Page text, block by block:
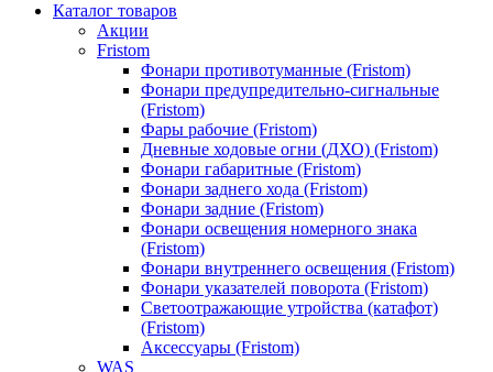
Каталог товаров
Акции
Fristom
Фонари противотуманные (Fristom)
Фонари предупредительно-сигнальные
(Fristom)
Фары рабочие (Fristom)
Дневные ходовые огни (ДХО) (Fristom)
Фонари габаритные (Fristom)
Фонари заднего хода (Fristom)
Фонари задние (Fristom)
Фонари освещения номерного знака
(Fristom)
Фонари внутреннего освещения (Fristom)
Фонари указателей поворота (Fristom)
Светоотражающие утройства (катафот)
(Fristom)
Аксессуары (Fristom)
WAS